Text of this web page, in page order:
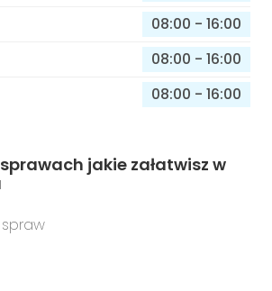
08:00 - 16:00
08:00 - 16:00
08:00 - 16:00
jakie załatwisz w